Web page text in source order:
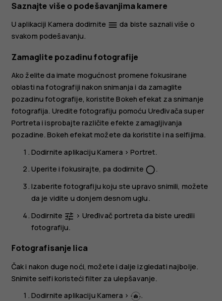
Saznajte više o podešavanjima kamere
U aplikaciji Kamera dodirnite menu da biste saznali više o
svakom podešavanju.
Zamaglite pozadinu fotografije
Ako želite da imate mogućnost promene fokusirane
oblasti na fotografiji nakon snimanja i da zamaglite
pozadinu fotografije, koristite Bokeh efekat za snimanje
fotografija. Uredite fotografiju pomoću Uređivača super
Portreta i isprobajte različite efekte zamagljivanja
pozadine. Bokeh efekat možete da koristite i na selfijima.
Dodirnite aplikaciju Kamera >Portret.
Uperite i fokusirajte, pa dodirnite panorama_fish_eye.
Izaberite fotografiju koju ste upravo snimili, možete
da je vidite u donjem desnom uglu.
Dodirnite tune > Uređivač portreta da biste uredili
fotografiju.
Fotografisanje lica
Čak i nakon duge noći, možete i dalje izgledati najbolje.
Snimite selfi koristeći filter za ulepšavanje.
Dodirnite aplikaciju Kamera >
.